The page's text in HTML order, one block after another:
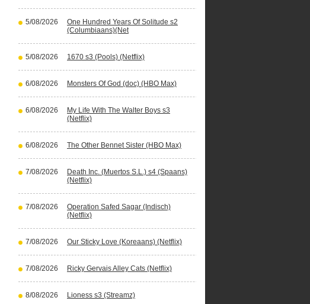
5/08/2026
One Hundred Years Of Solitude s2
(Columbiaans)(Net
5/08/2026 1670 s3 (Pools) (Netflix)
6/08/2026 Monsters Of God (doc) (HBO Max)
6/08/2026
My Life With The Walter Boys s3
(Netflix)
6/08/2026 The Other Bennet Sister (HBO Max)
7/08/2026
Death Inc. (Muertos S.L.) s4 (Spaans)
(Netflix)
7/08/2026
Operation Safed Sagar (Indisch)
(Netflix)
7/08/2026 Our Sticky Love (Koreaans) (Netflix)
7/08/2026 Ricky Gervais Alley Cats (Netflix)
8/08/2026 Lioness s3 (Streamz)